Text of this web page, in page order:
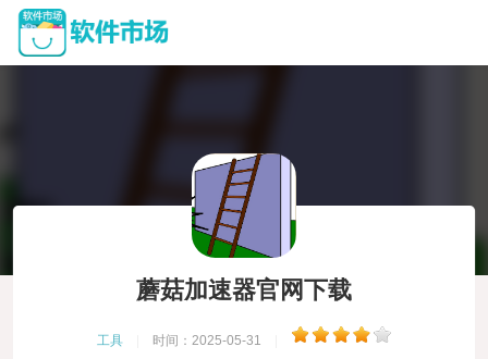
蘑菇加速器官网下载
工具 时间：2025-05-31